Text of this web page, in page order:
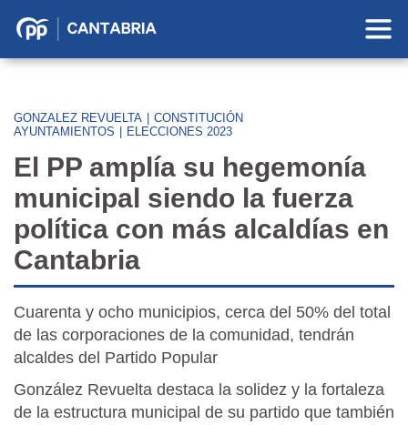
Partido
Cantabria
GONZALEZ REVUELTA
CONSTITUCIÓN
AYUNTAMIENTOS
ELECCIONES 2023
El PP amplía su hegemonía
municipal siendo la fuerza
política con más alcaldías en
Cantabria
Cuarenta y ocho municipios, cerca del 50% del total
de las corporaciones de la comunidad, tendrán
alcaldes del Partido Popular
González Revuelta destaca la solidez y la fortaleza
de la estructura municipal de su partido que también